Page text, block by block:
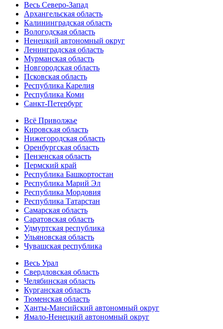
Весь Северо-Запад
Архангельская область
Калининградская область
Вологодская область
Ненецкий автономный округ
Ленинградская область
Мурманская область
Новгородская область
Псковская область
Республика Карелия
Республика Коми
Санкт-Петербург
Всё Приволжье
Кировская область
Нижегородская область
Оренбургская область
Пензенская область
Пермский край
Республика Башкортостан
Республика Марий Эл
Республика Мордовия
Республика Татарстан
Самарская область
Саратовская область
Удмуртская республика
Ульяновская область
Чувашская республика
Весь Урал
Свердловская область
Челябинская область
Курганская область
Тюменская область
Ханты-Мансийский автономный округ
Ямало-Ненецкий автономный округ